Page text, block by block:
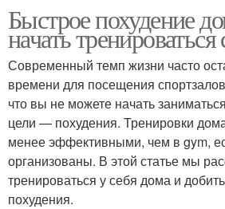
Быстрое похудение
начать тренироваться
Современный темп жизни часто
времени для посещения
что вы не можете начать
цели — похудения. Тренировки
менее эффективными, чем в gym,
организованы. В этой статье мы
тренироваться у себя дома и
похудения.